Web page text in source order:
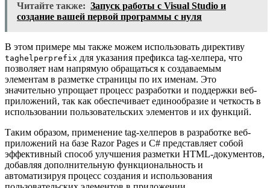
Читайте также: Запуск работы с Visual Studio и
создание вашей первой программы с нуля
В этом примере мы также можем использовать директиву
taghelperprefix для указания префикса tag-хелпера, что
позволяет нам напрямую обращаться к создаваемым
элементам в разметке страницы по их именам. Это
значительно упрощает процесс разработки и поддержки веб-
приложений, так как обеспечивает единообразие и четкость в
использовании пользовательских элементов и их функций.
Таким образом, применение tag-хелперов в разработке веб-
приложений на базе Razor Pages и C# представляет собой
эффективный способ улучшения разметки HTML-документов,
добавляя дополнительную функциональность и
автоматизируя процесс создания и использования